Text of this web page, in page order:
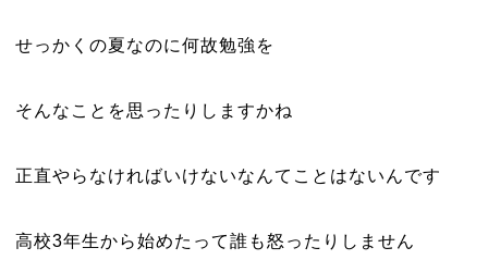
せっかくの夏なのに何故勉強を
そんなことを思ったりしますかね
正直やらなければいけないなんてことはないんです
高校3年生から始めたって誰も怒ったりしません